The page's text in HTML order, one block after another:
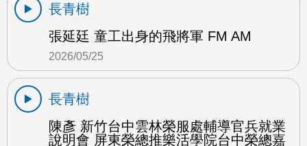
長青樹
張延廷 童工出身的飛將軍 FM AM
2026/05/25
長青樹
陳彥 新竹台中雲林榮服處輔導官兵就業
說明會 屏東榮總推樂活學院台中榮總嘉